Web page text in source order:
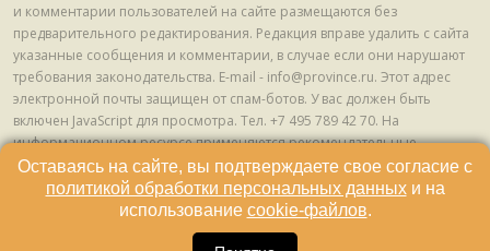
и комментарии пользователей на сайте размещаются без
предварительного редактирования. Редакция вправе удалить с сайта
указанные сообщения и комментарии, в случае если они нарушают
требования законодательства. E-mail - info@province.ru. Этот адрес
электронной почты защищен от спам-ботов. У вас должен быть
включен JavaScript для просмотра. Tел. +7 495 789 42 70. На
информационном ресурсе применяются рекомендательные
технологии (информационные технологии предоставления
информации на основе сбора, систематизации и анализа сведений,
относящихся к предпочтениям пользователей сети "Интернет",
находящихся на территории Российской Федерации) © ООО ИД
Оставаясь на сайте, вы подтверждаете свое согласие с
политикой обработки персональных данныхи на
использование cookie-файлов.